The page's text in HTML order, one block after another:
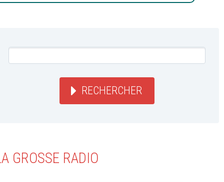
RECHERCHER
GROSSE RADIO